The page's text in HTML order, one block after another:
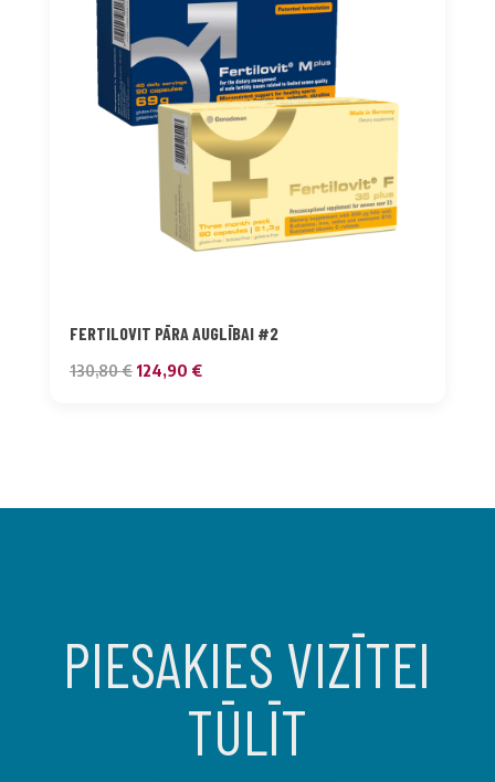
FERTILOVIT PĀRA AUGLĪBAI #2
130,80€ Original
124,90 €Current
PIESAKIES VIZĪTEI
TŪLĪT